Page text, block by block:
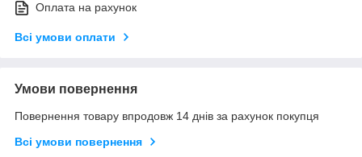
Оплата на рахунок
Всі умови оплати
Умови повернення
Повернення товару впродовж 14 днів за рахунок покупця
Всі умови повернення